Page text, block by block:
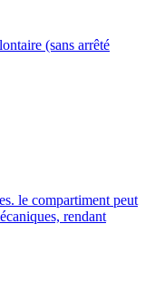
(sans arrêté
le compartiment peut
rendant